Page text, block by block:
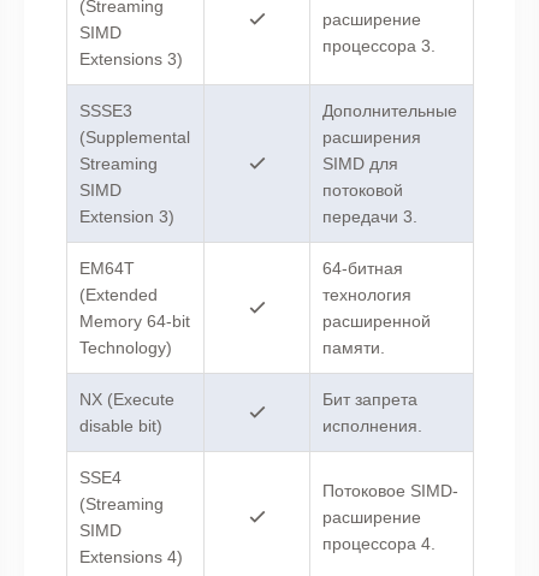
(Streaming
SIMD
Extensions 3)
расширение
процессора 3.
SSSE3
(Supplemental
Streaming
SIMD
Extension 3)
Дополнительные
расширения
SIMD для
потоковой
передачи 3.
EM64T
(Extended
Memory 64-bit
Technology)
64-битная
технология
расширенной
памяти.
NX (Execute
disable bit)
Бит запрета
исполнения.
SSE4
(Streaming
SIMD
Extensions 4)
Потоковое SIMD-
расширение
процессора 4.